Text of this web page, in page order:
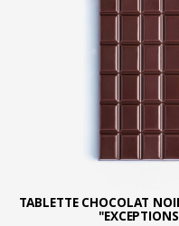
TABLETTE CHOCOLAT